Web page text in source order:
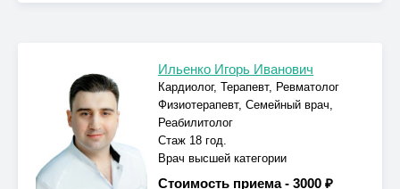
Ильенко Игорь Иванович
Кардиолог, Терапевт, Ревматолог
Физиотерапевт, Семейный врач,
Реабилитолог
Стаж 18 год.
Врач высшей категории
Стоимость приема - 3000 ₽